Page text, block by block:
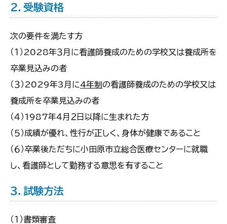
２．受験資格
次の要件を満たす方
（１）2028年３月に看護師養成のための学校又は養成所を
卒業見込みの者
（３）2029年3月に4年制 の看護師養成のための学校又は
養成所を卒業見込みの者
（４）1987年４月２日以降に生まれた方
（５）成績が優れ、性行が正しく、身体が健康であること
（６）卒業後ただちに小田原市立総合医療センターに就職
し、看護師として勤務する意思を有すること
３．試験方法
（１）書類審査